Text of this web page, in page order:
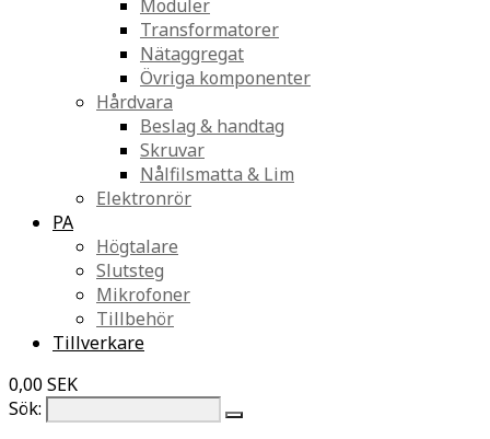
Moduler
Transformatorer
Nätaggregat
Övriga komponenter
Hårdvara
Beslag & handtag
Skruvar
Nålfilsmatta & Lim
Elektronrör
PA
Högtalare
Slutsteg
Mikrofoner
Tillbehör
Tillverkare
0,00 SEK
Sök: